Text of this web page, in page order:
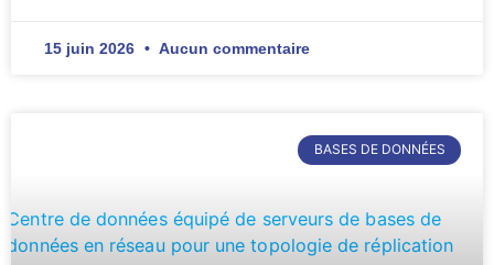
15 juin 2026 Aucun commentaire
BASES DE DONNÉES